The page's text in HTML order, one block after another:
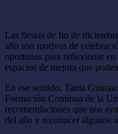
Las fiestas de fin de
año son motivos de
oportunas para reflexionar
espacios de mejora que
En ese sentido, Tania
Formación Continua de la
recomendaciones que nos
del año y reconocer algunos